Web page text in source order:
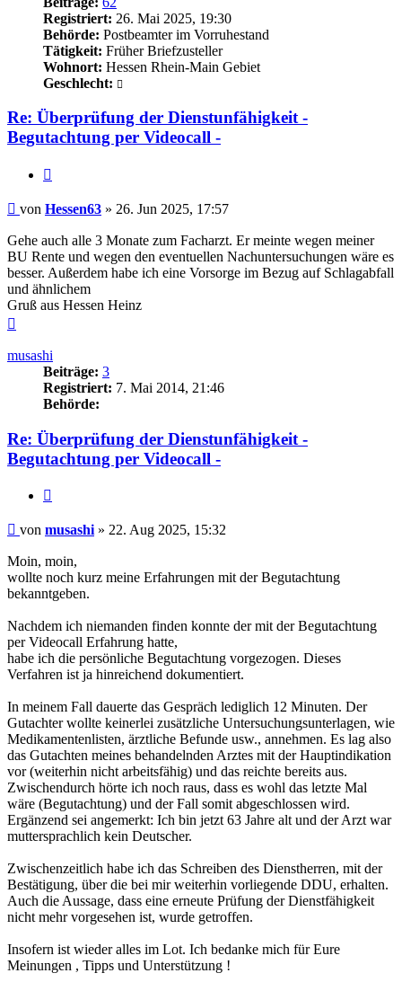
Registriert: 26. Mai 2025, 19:30
Behörde: Postbeamter im Vorruhestand
Tätigkeit: Früher Briefzusteller
Wohnort: Hessen Rhein-Main Gebiet
Geschlecht:
Re: Überprüfung der Dienstunfähigkeit -
Begutachtung per Videocall -
Beitrag
von Hessen63 » 26. Jun 2025, 17:57
Gehe auch alle 3 Monate zum Facharzt. Er meinte wegen meiner
BU Rente und wegen den eventuellen Nachuntersuchungen wäre es
besser. Außerdem habe ich eine Vorsorge im Bezug auf Schlagabfall
und ähnlichem
Gruß aus Hessen Heinz
musashi
Beiträge: 3
Registriert: 7. Mai 2014, 21:46
Behörde:
Re: Überprüfung der Dienstunfähigkeit -
Begutachtung per Videocall -
Beitrag
von musashi » 22. Aug 2025, 15:32
Moin, moin,
wollte noch kurz meine Erfahrungen mit der Begutachtung
bekanntgeben.
Nachdem ich niemanden finden konnte der mit der Begutachtung
per Videocall Erfahrung hatte,
habe ich die persönliche Begutachtung vorgezogen. Dieses
Verfahren ist ja hinreichend dokumentiert.
In meinem Fall dauerte das Gespräch lediglich 12 Minuten. Der
Gutachter wollte keinerlei zusätzliche Untersuchungsunterlagen, wie
Medikamentenlisten, ärztliche Befunde usw., annehmen. Es lag also
das Gutachten meines behandelnden Arztes mit der Hauptindikation
vor (weiterhin nicht arbeitsfähig) und das reichte bereits aus.
Zwischendurch hörte ich noch raus, dass es wohl das letzte Mal
wäre (Begutachtung) und der Fall somit abgeschlossen wird.
Ergänzend sei angemerkt: Ich bin jetzt 63 Jahre alt und der Arzt war
muttersprachlich kein Deutscher.
Zwischenzeitlich habe ich das Schreiben des Dienstherren, mit der
Bestätigung, über die bei mir weiterhin vorliegende DDU, erhalten.
Auch die Aussage, dass eine erneute Prüfung der Dienstfähigkeit
nicht mehr vorgesehen ist, wurde getroffen.
Insofern ist wieder alles im Lot. Ich bedanke mich für Eure
Meinungen , Tipps und Unterstützung !